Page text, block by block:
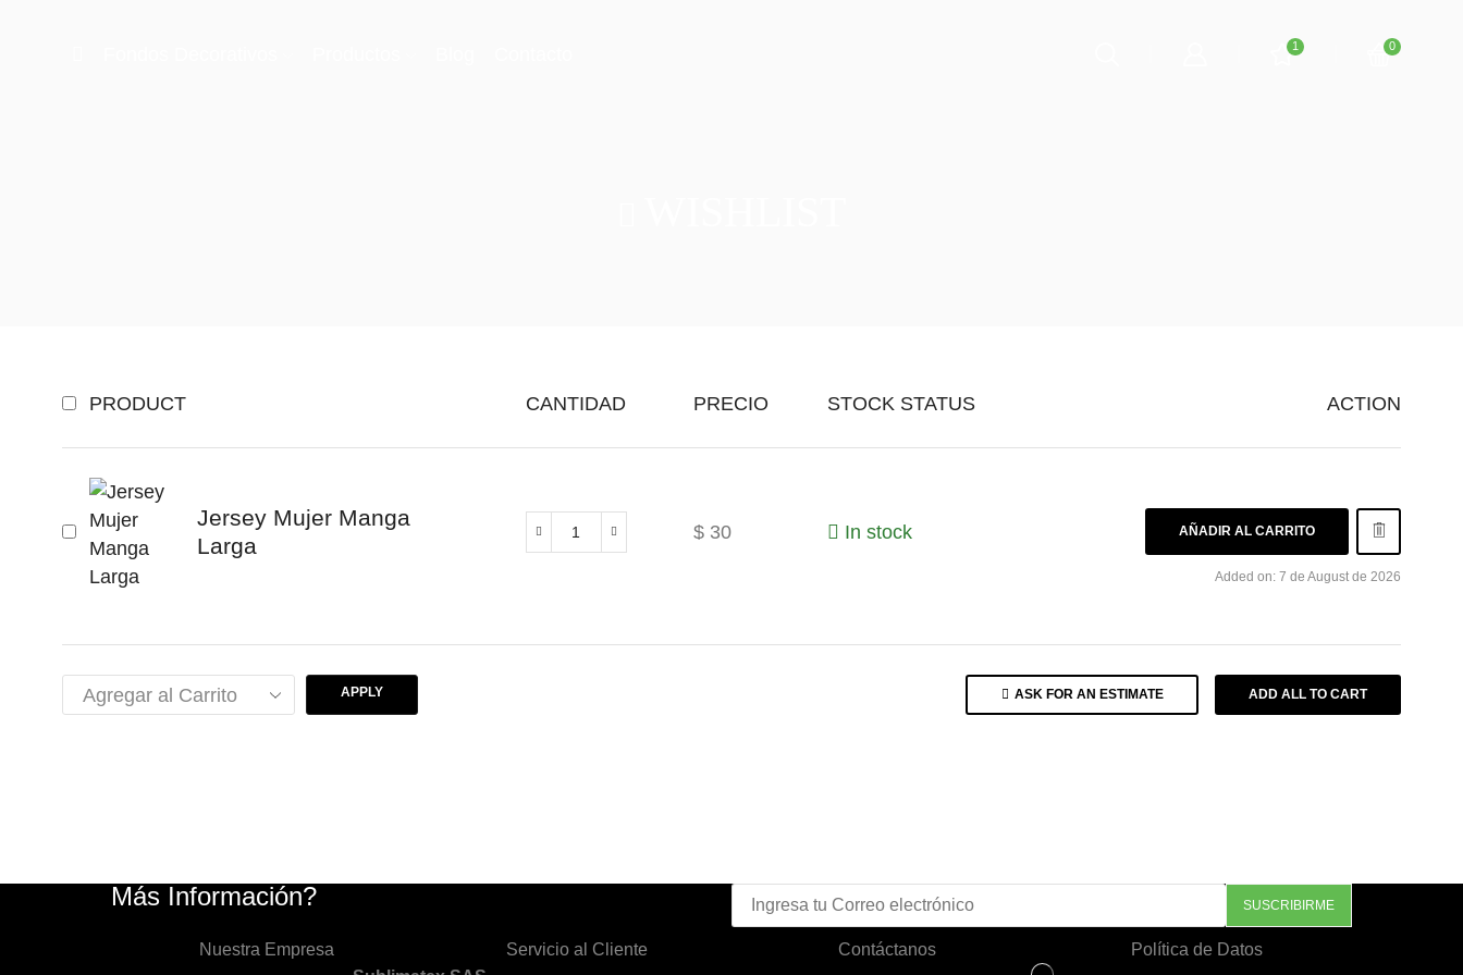
1 0
PRODUCT CANTIDAD PRECIO STOCK STATUS ACTION
Jersey Mujer Manga
Larga
$30 In stock AÑADIR AL CARRITO
Added on: 7 de August de 2026
APPLY ASK FOR AN ESTIMATE ADD ALL TO CART
Más Información?
Nuestra Empresa Servicio al Cliente Contáctanos
Política de Datos